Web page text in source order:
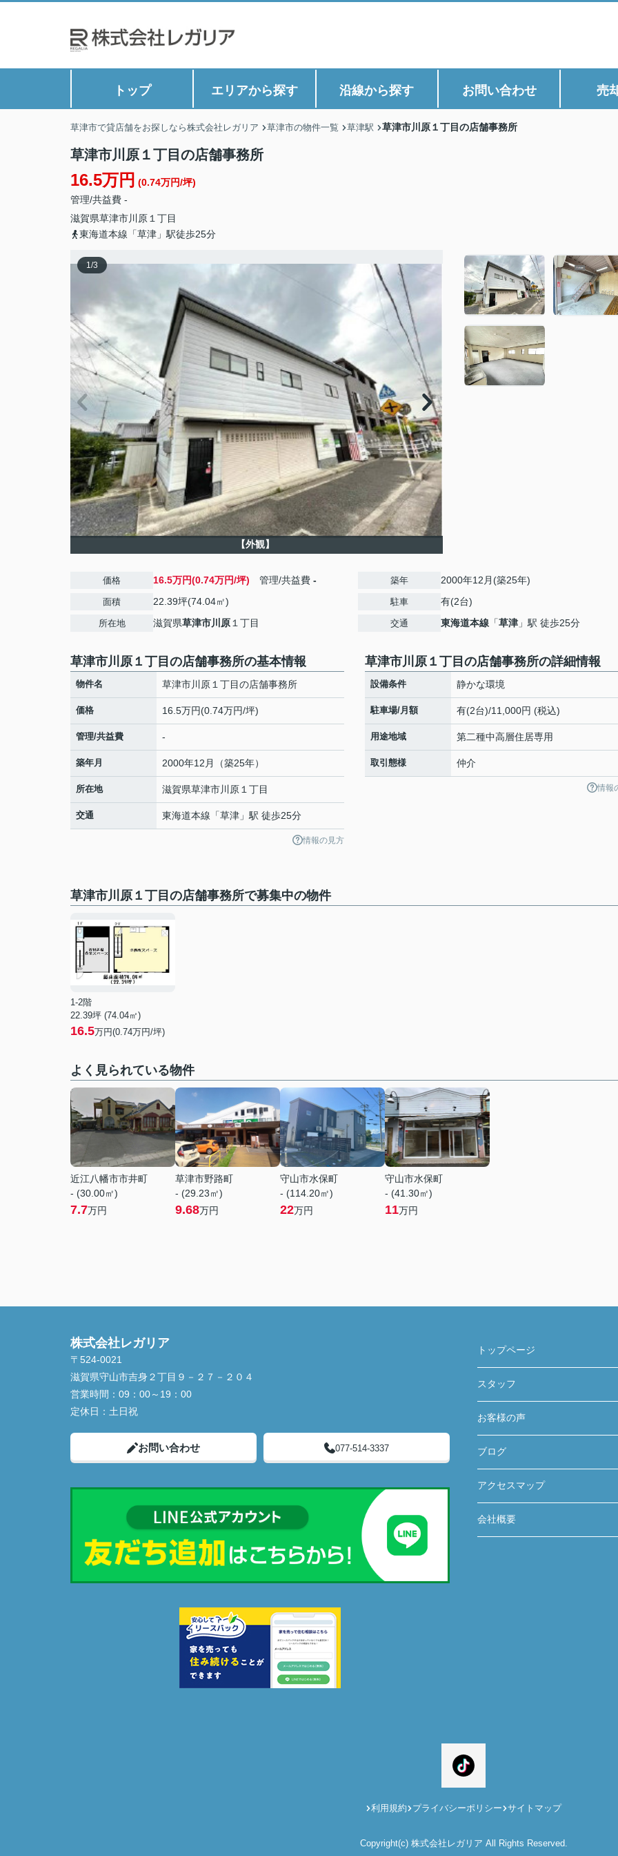
トップ エリアから探す 沿線から探す お問い合わせ 売
草津市で貸店舗をお探しなら株式会社レガリア 草津市の物件一覧 草津駅 草津市川原１丁目の店舗事務所
草津市川原１丁目の店舗事務所
16.5万円 (0.74万円/坪)
管理/共益費 -
滋賀県草津市川原 １丁目
東海道本線「草津」駅徒歩25分
1/3
【外観】
価格 16.5万円(0.74万円/坪) 管理/共益費 -
面積 22.39坪(74.04㎡)
所在地 滋賀県草津市川原 １丁目
築年 2000年12月(築25年)
駐車 有(2台)
交通 東海道本線 「草津 」駅 徒歩25分
草津市川原１丁目の店舗事務所の基本情報
物件名 草津市川原１丁目の店舗事務所
価格 16.5万円(0.74万円/坪)
管理/共益費 -
築年月 2000年12月（築25年）
所在地 滋賀県草津市川原 １丁目
交通 東海道本線 「草津 」駅 徒歩25分
情報の見方
草津市川原１丁目の店舗事務所の詳細情報
設備条件 静かな環境
駐車場/月額 有(2台)/11,000円 (税込)
用途地域 第二種中高層住居専用
取引態様 仲介
情報
草津市川原１丁目の店舗事務所で募集中の物件
1-2階
22.39坪 (74.04㎡)
16.5万円(0.74万円/坪)
よく見られている物件
近江八幡市市井町
- (30.00㎡)
7.7万円
草津市野路町
- (29.23㎡)
9.68万円
守山市水保町
- (114.20㎡)
22万円
守山市水保町
- (41.30㎡)
11万円
株式会社レガリア
〒524-0021
滋賀県守山市吉身２丁目９－２７－２０４
営業時間： 09：00～19：00
定休日： 土日祝
お問い合わせ 077-514-3337
トップページ
スタッフ
お客様の声
ブログ
アクセスマップ
会社概要
利用規約 プライバシーポリシー サイトマップ
Copyright(c) 株式会社レガリア All Rights Reserved.